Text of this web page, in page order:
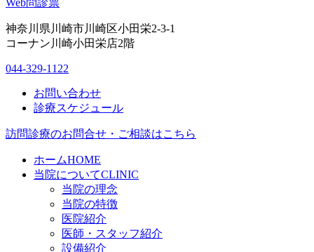
神奈川県川崎市川崎区小田栄2-3-1
コーナン川崎小田栄店2階
044-329-1122
お問い合わせ
診療スケジュール
訪問診療のお問合せ・ご相談はこちら
ホームHOME
当院についてCLINIC
当院の理念
当院の特徴
医院紹介
医師・スタッフ紹介
設備紹介